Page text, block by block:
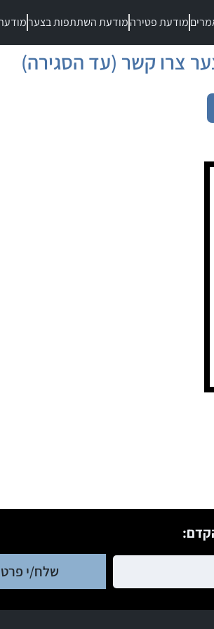
מודעת פטירהמודעת השתתפות בצער
צרו קשר (עד הסגירה)
שלח/י